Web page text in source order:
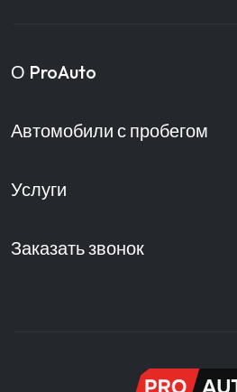
О ProAuto
Автомобили с пробегом
Услуги
Заказать звонок